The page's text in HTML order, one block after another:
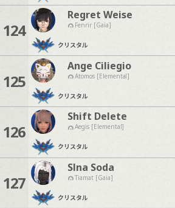
124
Regret Weise
Fenrir [Gaia]
クリスタル
125
Ange Ciliegio
Atomos [Elemental]
クリスタル
126
Shift Delete
Aegis [Elemental]
クリスタル
127
Slna Soda
Tiamat [Gaia]
クリスタル